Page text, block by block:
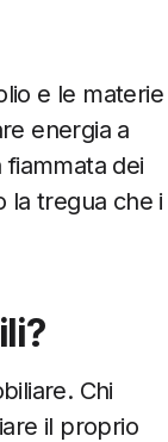
e le materie
energia a
dei
la tregua che i
Chi
il proprio